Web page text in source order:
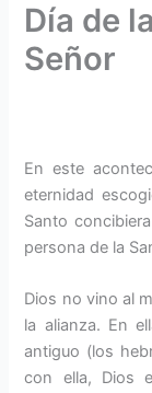
Día de
Señor
En este
eternidad
Santo
persona de la
Dios no vino al
la alianza. En
antiguo (los
con ella, Dios